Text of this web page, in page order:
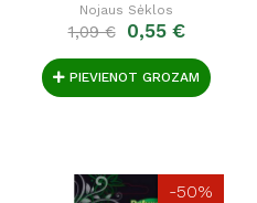
Nojaus Sėklos
1,09 € 0,55 €
PIEVIENOT GROZAM
-50%